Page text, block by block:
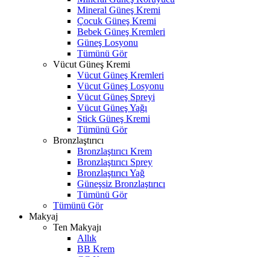
Mineral Güneş Kremi
Çocuk Güneş Kremi
Bebek Güneş Kremleri
Güneş Losyonu
Tümünü Gör
Vücut Güneş Kremi
Vücut Güneş Kremleri
Vücut Güneş Losyonu
Vücut Güneş Spreyi
Vücut Güneş Yağı
Stick Güneş Kremi
Tümünü Gör
Bronzlaştırıcı
Bronzlaştırıcı Krem
Bronzlaştırıcı Sprey
Bronzlaştırıcı Yağ
Güneşsiz Bronzlaştırıcı
Tümünü Gör
Tümünü Gör
Makyaj
Ten Makyajı
Allık
BB Krem